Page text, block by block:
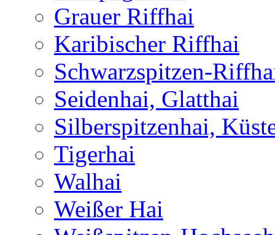
Grauer Riffhai
Karibischer Riffhai
Schwarzspitzen-
Seidenhai, Glatthai
Silberspitzenhai,
Tigerhai
Walhai
Weißer Hai